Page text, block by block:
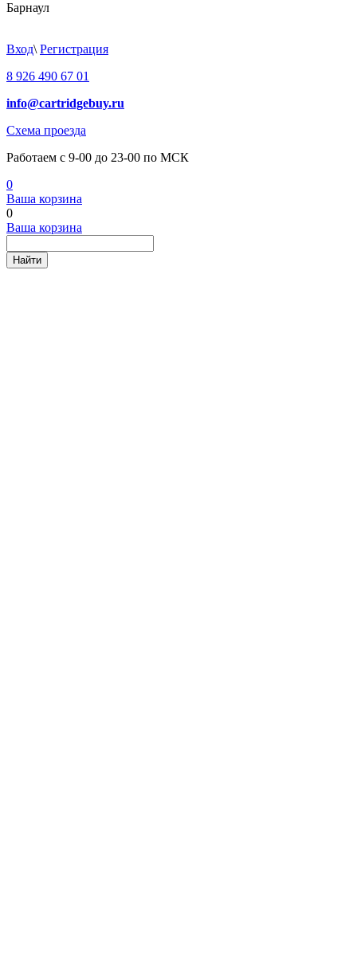
Барнаул
Вход\ Регистрация
8 926 490 67 01
info@cartridgebuy.ru
Схема проезда
Работаем с 9-00 до 23-00 по МСК
0
Ваша корзина
0
Ваша корзина
Найти